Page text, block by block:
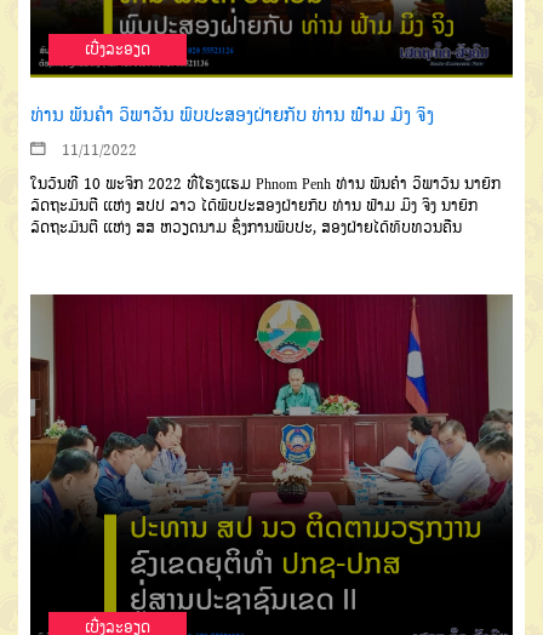
ເບີ່ງລະອຽດ
ທ່ານ ພັນຄໍາ ວິພາວັນ ພົບປະສອງຝ່າຍກັບ ທ່ານ ຟ້າມ ມິງ ຈິງ
11/11/2022
ໃນວັນທີ 10 ພະຈິກ 2022 ທີ່ໂຮງແຮມ Phnom Penh ທ່ານ ພັນຄໍາ ວິພາວັນ ນາຍົກ
ລັດຖະມົນຕີ ແຫ່ງ ສປປ ລາວ ໄດ້ພົບປະສອງຝ່າຍກັບ ທ່ານ ຟ້າມ ມິງ ຈິງ ນາຍົກ
ລັດຖະມົນຕີ ແຫ່ງ ສສ ຫວຽດນາມ ຊຶ່ງການພົບປະ, ສອງຝ່າຍໄດ້ທົບທວນຄືນ
ເບີ່ງລະອຽດ